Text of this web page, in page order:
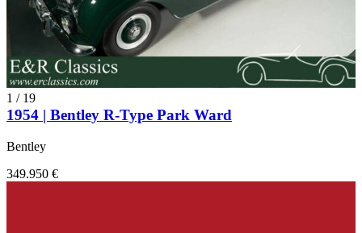
1 / 19
1954 | Bentley R-Type Park Ward
Bentley
349.950 €